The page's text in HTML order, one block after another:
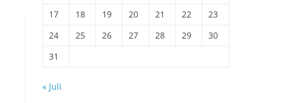
17
18 19 20 21 22
23
24
25 26 27 28 29
30
31
« Juli